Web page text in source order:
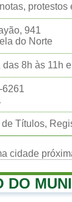
941
do Norte
das 8h às 11h
6261
de Títulos,
cidade
DO